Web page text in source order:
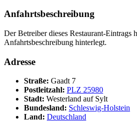
Anfahrtsbeschreibung
Der Betreiber dieses Restaurant-Eintrags
Anfahrtsbeschreibung hinterlegt.
Adresse
Straße: Gaadt 7
Postleitzahl: PLZ 25980
Stadt: Westerland auf Sylt
Bundesland: Schleswig-Holstein
Land: Deutschland